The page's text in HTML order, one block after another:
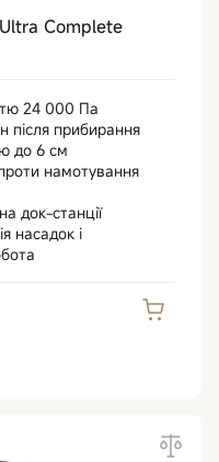
Complete
24 000 Па
після прибирання
до 6 см
намотування
док-станції
насадок і